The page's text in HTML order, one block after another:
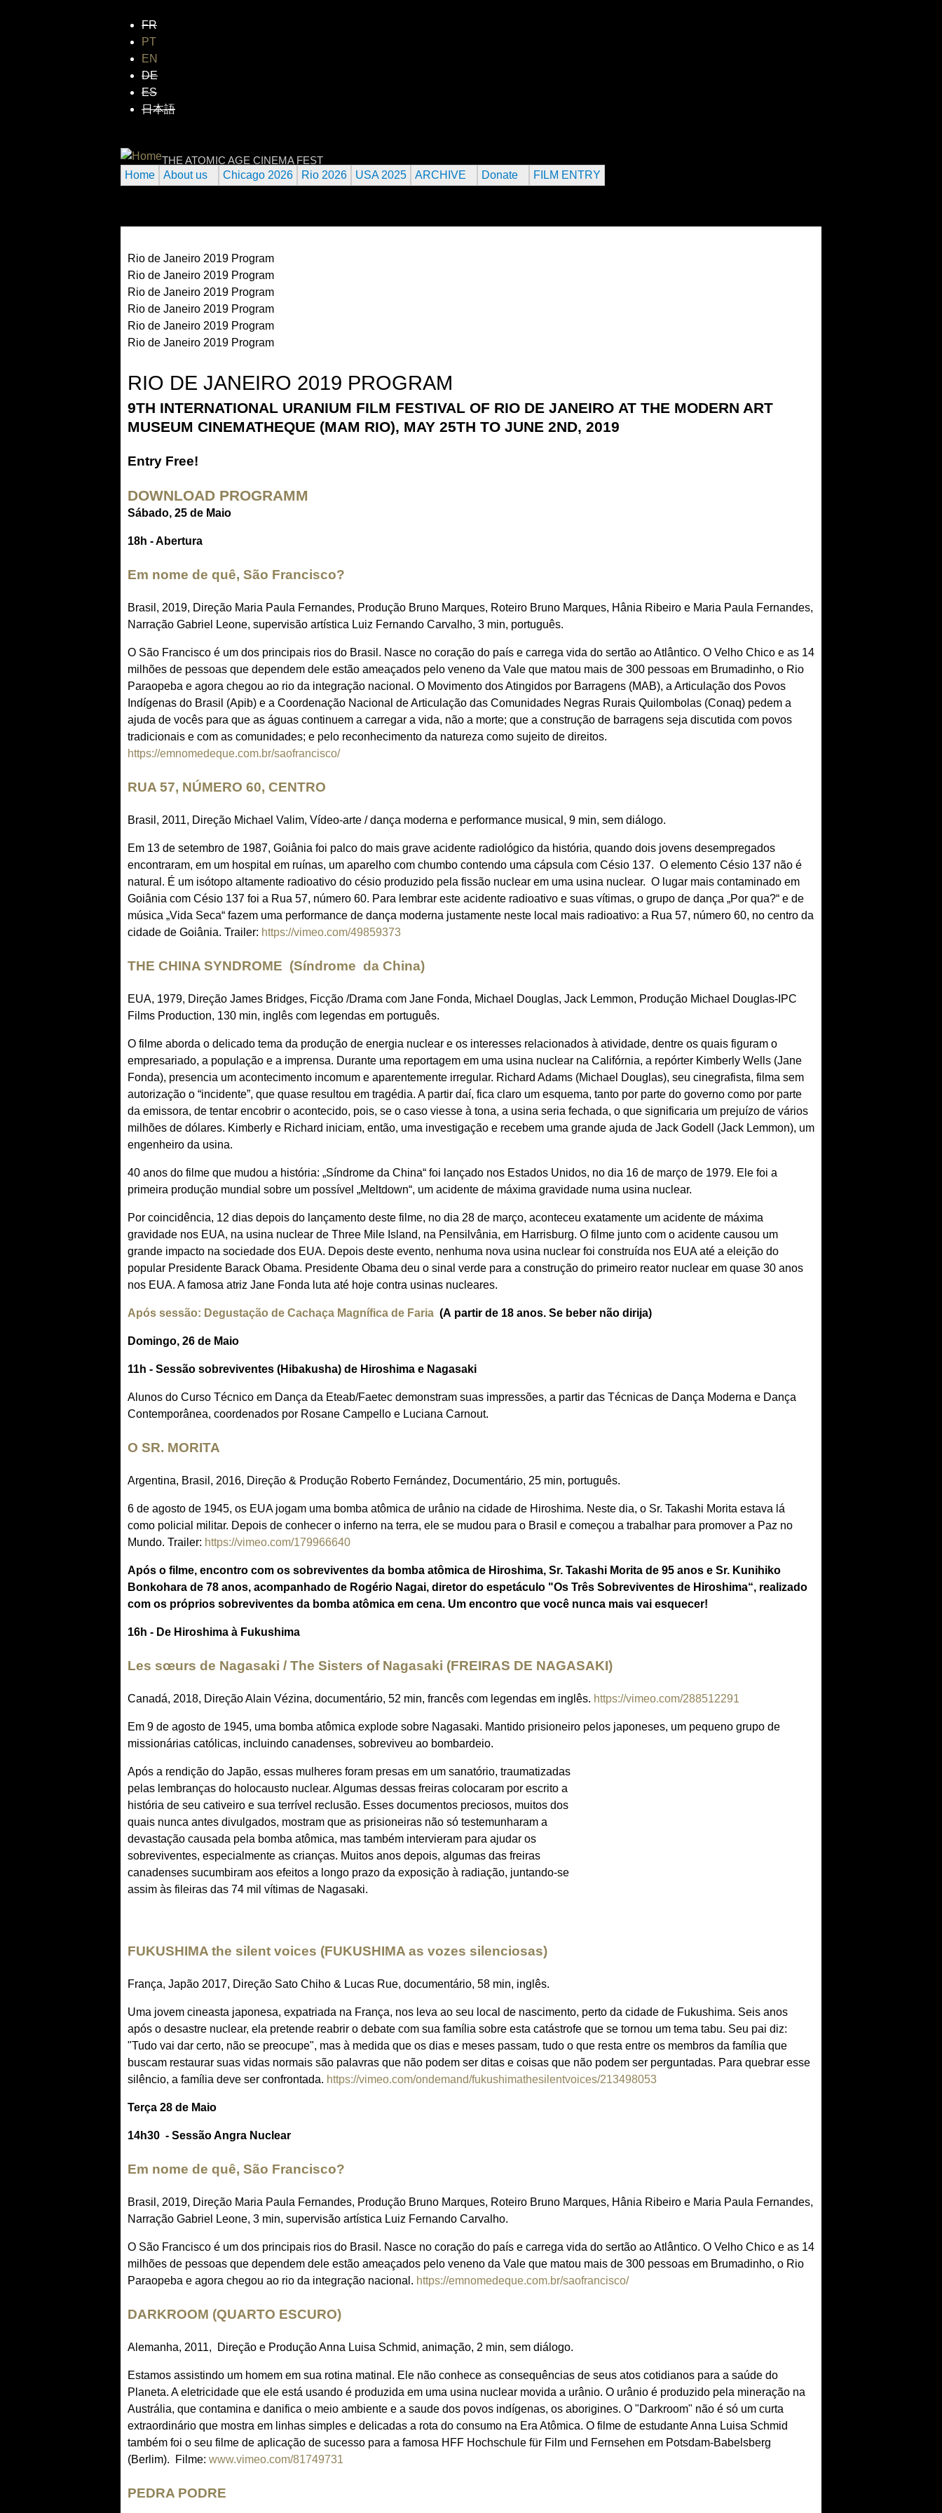
FR
PT
EN
DE
ES
日本語
THE ATOMIC AGE CINEMA FEST
Rio de Janeiro 2019 Program
Rio de Janeiro 2019 Program
Rio de Janeiro 2019 Program
Rio de Janeiro 2019 Program
Rio de Janeiro 2019 Program
Rio de Janeiro 2019 Program
RIO DE JANEIRO 2019 PROGRAM
9TH INTERNATIONAL URANIUM FILM FESTIVAL OF RIO DE JANEIRO AT THE MODERN ART
MUSEUM CINEMATHEQUE (MAM RIO), MAY 25TH TO JUNE 2ND, 2019
Entry Free!
DOWNLOAD PROGRAMM
Sábado, 25 de Maio
18h - Abertura
Em nome de quê, São Francisco?
Brasil, 2019, Direção Maria Paula Fernandes, Produção Bruno Marques, Roteiro Bruno Marques, Hânia Ribeiro e Maria Paula Fernandes,
Narração Gabriel Leone, supervisão artística Luiz Fernando Carvalho, 3 min, português.
O São Francisco é um dos principais rios do Brasil. Nasce no coração do país e carrega vida do sertão ao Atlântico. O Velho Chico e as 14
milhões de pessoas que dependem dele estão ameaçados pelo veneno da Vale que matou mais de 300 pessoas em Brumadinho, o Rio
Paraopeba e agora chegou ao rio da integração nacional. O Movimento dos Atingidos por Barragens (MAB), a Articulação dos Povos
Indígenas do Brasil (Apib) e a Coordenação Nacional de Articulação das Comunidades Negras Rurais Quilombolas (Conaq) pedem a
ajuda de vocês para que as águas continuem a carregar a vida, não a morte; que a construção de barragens seja discutida com povos
tradicionais e com as comunidades; e pelo reconhecimento da natureza como sujeito de direitos.
https://emnomedeque.com.br/saofrancisco/
RUA 57, NÚMERO 60, CENTRO
Brasil, 2011, Direção Michael Valim, Vídeo-arte / dança moderna e performance musical, 9 min, sem diálogo.
Em 13 de setembro de 1987, Goiânia foi palco do mais grave acidente radiológico da história, quando dois jovens desempregados
encontraram, em um hospital em ruínas, um aparelho com chumbo contendo uma cápsula com Césio 137. O elemento Césio 137 não é
natural. É um isótopo altamente radioativo do césio produzido pela fissão nuclear em uma usina nuclear. O lugar mais contaminado em
Goiânia com Césio 137 foi a Rua 57, número 60. Para lembrar este acidente radioativo e suas vítimas, o grupo de dança „Por qua?“ e de
música „Vida Seca“ fazem uma performance de dança moderna justamente neste local mais radioativo: a Rua 57, número 60, no centro da
cidade de Goiânia. Trailer: https://vimeo.com/49859373
THE CHINA SYNDROME (Síndrome da China)
EUA, 1979, Direção James Bridges, Ficção /Drama com Jane Fonda, Michael Douglas, Jack Lemmon, Produção Michael Douglas-IPC
Films Production, 130 min, inglês com legendas em português.
O filme aborda o delicado tema da produção de energia nuclear e os interesses relacionados à atividade, dentre os quais figuram o
empresariado, a população e a imprensa. Durante uma reportagem em uma usina nuclear na Califórnia, a repórter Kimberly Wells (Jane
Fonda), presencia um acontecimento incomum e aparentemente irregular. Richard Adams (Michael Douglas), seu cinegrafista, filma sem
autorização o “incidente”, que quase resultou em tragédia. A partir daí, fica claro um esquema, tanto por parte do governo como por parte
da emissora, de tentar encobrir o acontecido, pois, se o caso viesse à tona, a usina seria fechada, o que significaria um prejuízo de vários
milhões de dólares. Kimberly e Richard iniciam, então, uma investigação e recebem uma grande ajuda de Jack Godell (Jack Lemmon), um
engenheiro da usina.
40 anos do filme que mudou a história: „Síndrome da China“ foi lançado nos Estados Unidos, no dia 16 de março de 1979. Ele foi a
primeira produção mundial sobre um possível „Meltdown“, um acidente de máxima gravidade numa usina nuclear.
Por coincidência, 12 dias depois do lançamento deste filme, no dia 28 de março, aconteceu exatamente um acidente de máxima
gravidade nos EUA, na usina nuclear de Three Mile Island, na Pensilvânia, em Harrisburg. O filme junto com o acidente causou um
grande impacto na sociedade dos EUA. Depois deste evento, nenhuma nova usina nuclear foi construída nos EUA até a eleição do
popular Presidente Barack Obama. Presidente Obama deu o sinal verde para a construção do primeiro reator nuclear em quase 30 anos
nos EUA. A famosa atriz Jane Fonda luta até hoje contra usinas nucleares.
Após sessão: Degustação de Cachaça Magnífica de Faria (A partir de 18 anos. Se beber não dirija)
Domingo, 26 de Maio
11h - Sessão sobreviventes (Hibakusha) de Hiroshima e Nagasaki
Alunos do Curso Técnico em Dança da Eteab/Faetec demonstram suas impressões, a partir das Técnicas de Dança Moderna e Dança
Contemporânea, coordenados por Rosane Campello e Luciana Carnout.
O SR. MORITA
Argentina, Brasil, 2016, Direção & Produção Roberto Fernández, Documentário, 25 min, português.
6 de agosto de 1945, os EUA jogam uma bomba atômica de urânio na cidade de Hiroshima. Neste dia, o Sr. Takashi Morita estava lá
como policial militar. Depois de conhecer o inferno na terra, ele se mudou para o Brasil e começou a trabalhar para promover a Paz no
Mundo. Trailer: https://vimeo.com/179966640
Após o filme, encontro com os sobreviventes da bomba atômica de Hiroshima, Sr. Takashi Morita de 95 anos e Sr. Kunihiko
Bonkohara de 78 anos, acompanhado de Rogério Nagai, diretor do espetáculo "Os Três Sobreviventes de Hiroshima“, realizado
com os próprios sobreviventes da bomba atômica em cena. Um encontro que você nunca mais vai esquecer!
16h - De Hiroshima à Fukushima
Les sœurs de Nagasaki / The Sisters of Nagasaki (FREIRAS DE NAGASAKI)
Canadá, 2018, Direção Alain Vézina, documentário, 52 min, francês com legendas em inglês. https://vimeo.com/288512291
Em 9 de agosto de 1945, uma bomba atômica explode sobre Nagasaki. Mantido prisioneiro pelos japoneses, um pequeno grupo de
missionárias católicas, incluindo canadenses, sobreviveu ao bombardeio.
Após a rendição do Japão, essas mulheres foram presas em um sanatório, traumatizadas
pelas lembranças do holocausto nuclear. Algumas dessas freiras colocaram por escrito a
história de seu cativeiro e sua terrível reclusão. Esses documentos preciosos, muitos dos
quais nunca antes divulgados, mostram que as prisioneiras não só testemunharam a
devastação causada pela bomba atômica, mas também intervieram para ajudar os
sobreviventes, especialmente as crianças. Muitos anos depois, algumas das freiras
canadenses sucumbiram aos efeitos a longo prazo da exposição à radiação, juntando-se
assim às fileiras das 74 mil vítimas de Nagasaki.
FUKUSHIMA the silent voices (FUKUSHIMA as vozes silenciosas)
França, Japão 2017, Direção Sato Chiho & Lucas Rue, documentário, 58 min, inglês.
Uma jovem cineasta japonesa, expatriada na França, nos leva ao seu local de nascimento, perto da cidade de Fukushima. Seis anos
após o desastre nuclear, ela pretende reabrir o debate com sua família sobre esta catástrofe que se tornou um tema tabu. Seu pai diz:
"Tudo vai dar certo, não se preocupe", mas à medida que os dias e meses passam, tudo o que resta entre os membros da família que
buscam restaurar suas vidas normais são palavras que não podem ser ditas e coisas que não podem ser perguntadas. Para quebrar esse
silêncio, a família deve ser confrontada. https://vimeo.com/ondemand/fukushimathesilentvoices/213498053
Terça 28 de Maio
14h30 - Sessão Angra Nuclear
Em nome de quê, São Francisco?
Brasil, 2019, Direção Maria Paula Fernandes, Produção Bruno Marques, Roteiro Bruno Marques, Hânia Ribeiro e Maria Paula Fernandes,
Narração Gabriel Leone, 3 min, supervisão artística Luiz Fernando Carvalho.
O São Francisco é um dos principais rios do Brasil. Nasce no coração do país e carrega vida do sertão ao Atlântico. O Velho Chico e as 14
milhões de pessoas que dependem dele estão ameaçados pelo veneno da Vale que matou mais de 300 pessoas em Brumadinho, o Rio
Paraopeba e agora chegou ao rio da integração nacional. https://emnomedeque.com.br/saofrancisco/
DARKROOM (QUARTO ESCURO)
Alemanha, 2011, Direção e Produção Anna Luisa Schmid, animação, 2 min, sem diálogo.
Estamos assistindo um homem em sua rotina matinal. Ele não conhece as consequências de seus atos cotidianos para a saúde do
Planeta. A eletricidade que ele está usando é produzida em uma usina nuclear movida a urânio. O urânio é produzido pela mineração na
Austrália, que contamina e danifica o meio ambiente e a saude dos povos indígenas, os aborigines. O "Darkroom" não é só um curta
extraordinário que mostra em linhas simples e delicadas a rota do consumo na Era Atômica. O filme de estudante Anna Luisa Schmid
também foi o seu filme de aplicação de sucesso para a famosa HFF Hochschule für Film und Fernsehen em Potsdam-Babelsberg
(Berlim). Filme: www.vimeo.com/81749731
PEDRA PODRE
Home About us Chicago 2026 Rio 2026 USA 2025 ARCHIVE Donate FILM ENTRY